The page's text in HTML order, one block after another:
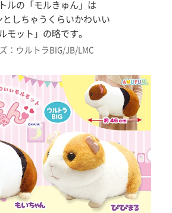
ルの「モルきゅん」は
としちゃうくらいかわいい
モット」の略です。
：ウルトラBIG/JB/LMC